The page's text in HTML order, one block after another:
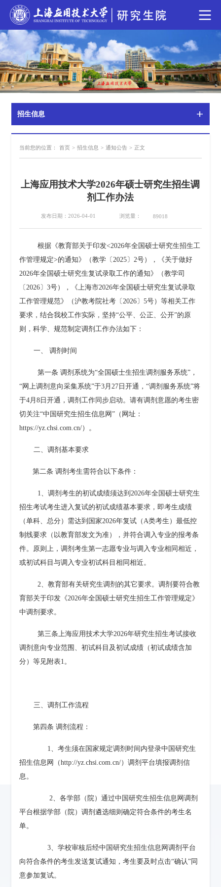
招生信息
当前您的位置： 首页 > 招生信息 > 通知公告 > 正文
上海应用技术大学2026年硕士研究生招生调
剂工作办法
发布日期：2026-04-01 浏览量： 89018
根据《教育部关于印发<2026年全国硕士研究生招生工
作管理规定>的通知》（教学〔2025〕 2号），《关于做好
2026年全国硕士研究生复试录取工作的通知》（教学司
〔2026〕3号），《上海市2026年全国硕士研究生复试录取
工作管理规范》（沪教考院社考〔2026〕5号）等相关工作
要求，结合我校工作实际，坚持“公平、公正、公开”的原
则，科学、规范制定调剂工作办法如下：
一、 调剂时间
第一条 调剂系统为“全国硕士生招生调剂服务系统”，
“网上调剂意向采集系统”于3月 27日开通，“调剂服务系统”将
于4月8日开通 ，调剂工作同步启动。请有调剂意愿的考生密
切关注“中国研究生招生信息网”（网址：
https://yz.chsi.com.cn/）。
二、调剂基本要求
第二条 调剂考生需符合以下条件：
1 、调剂考生的初试成绩须达到 2026年全国硕士研究生
招生考试考生进入复试的初试成绩基本要求 ，即考生成绩
（单科、总分）需达到国家2026年复试（A类考生）最低控
制线要求（以教育部发文为准），并符合调入专业的报考条
件。原则上，调剂考生第一志愿专业与调入专业相同相近，
或初试科目与调入专业初试科目相同相近。
2 、教育部有关研究生调剂的其它要求。调剂要符合教
育部关于印发《2026年全国硕士研究生招生工作管理规定》
中调剂要求。
第三条 上海应用技术大学2026年研究生招生考试接收
调剂意向专业范围、初试科目及初试成绩（初试成绩含加
分）等见附表1 。
三、调剂工作流程
第四条 调剂流程：
1、考生须在国家规定调剂时间内登录中国研究生
招生信息网（http://yz.chsi.com.cn/）调剂平台填报调剂信
息。
2、各学部（院）通过中国研究生招生信息网调剂
平台根据学部（院）调剂遴选细则确定符合条件的考生名
单。
3、学校审核后经中国研究生招生信息网调剂平台
向符合条件的考生发送复试通知，考生要及时点击“确认”同
意参加复试。